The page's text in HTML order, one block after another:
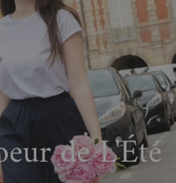
de L'Été